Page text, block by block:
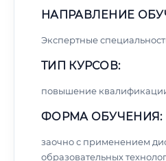
НАПРАВЛЕНИЕ
Экспертные
ТИП КУРСОВ:
повышение
ФОРМА ОБУЧЕНИЯ:
заочно с применением
образовательных